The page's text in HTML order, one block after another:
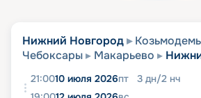
Нижний Новгород
Чебоксары
Макарьево
21:0010 июля 2026пт 3 дн/2 нч